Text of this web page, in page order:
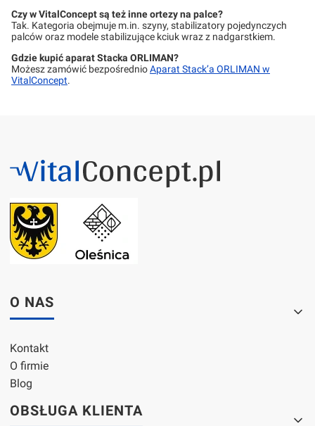
Czy w VitalConcept są też inne ortezy na palce?
Tak. Kategoria obejmuje m.in. szyny, stabilizatory pojedynczych
palców oraz modele stabilizujące kciuk wraz z nadgarstkiem.
Gdzie kupić aparat Stacka ORLIMAN?
Możesz zamówić bezpośrednioAparat Stack’a ORLIMAN w
VitalConcept.
Linki w stopce
O NAS
Kontakt
O firmie
Blog
OBSŁUGA KLIENTA